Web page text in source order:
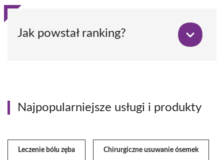
Jak powstał ranking?
Najpopularniejsze usługi i produkty
Leczenie bólu zęba Chirurgiczne usuwanie ósemek